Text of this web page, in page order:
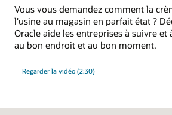
Vous vous demandez comment la
l'usine au magasin en parfait état ?
Oracle aide les entreprises à suivre
au bon endroit et au bon moment.
Regarder la vidéo (2:30)